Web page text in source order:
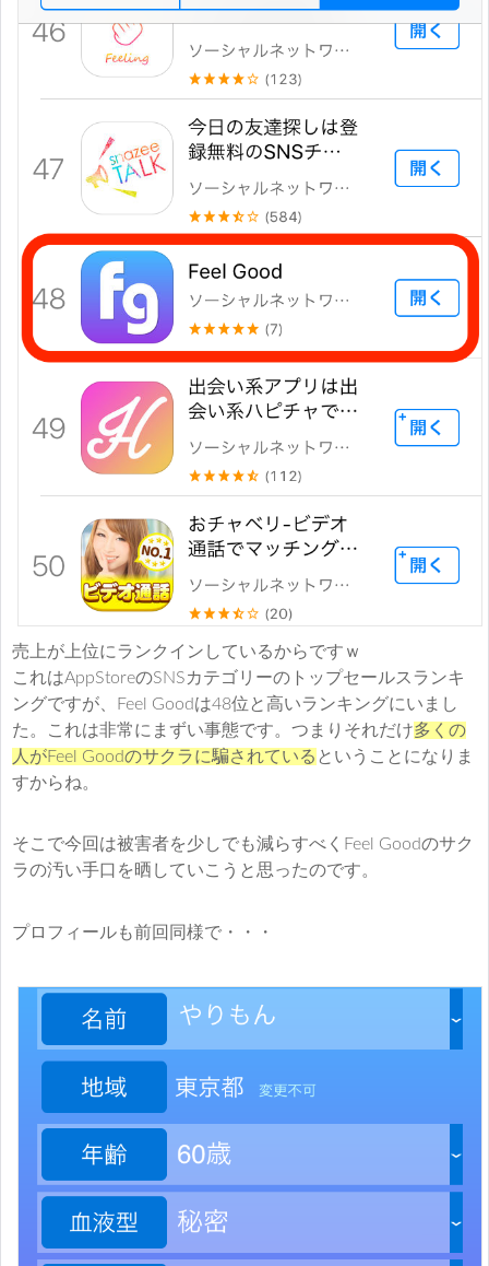
売上が上位にランクインしているからですｗ
これはAppStoreのSNSカテゴリーのトップセールスランキ
ングですが、Feel Goodは48位と高いランキングにいまし
た。これは非常にまずい事態です。つまりそれだけ多くの
人がFeel Goodのサクラに騙されている ということになりま
すからね。
そこで今回は被害者を少しでも減らすべくFeel Goodのサク
ラの汚い手口を晒していこうと思ったのです。
プロフィールも前回同様で・・・